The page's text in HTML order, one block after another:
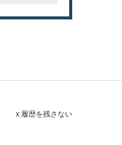
x 履歴を残さない